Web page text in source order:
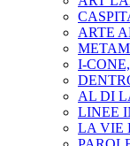
ARTE
I-
AL DI
LINEE
LA VIE